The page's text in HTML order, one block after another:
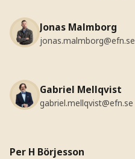
Jonas Malmborg
jonas.malmborg@efn.se
Gabriel Mellqvist
gabriel.mellqvist@efn.se
Per H Börjesson